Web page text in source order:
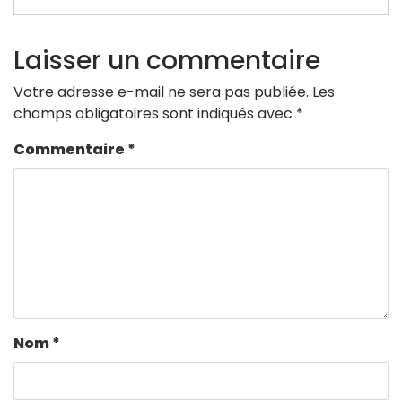
Laisser un commentaire
Votre adresse e-mail ne sera pas publiée. Les
champs obligatoires sont indiqués avec *
Commentaire *
Nom*